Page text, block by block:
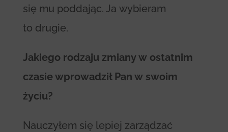
się mu poddając. Ja wybieram
to drugie.
Jakiego rodzaju zmiany w ostatnim
czasie wprowadził Pan w swoim
życiu?
Nauczyłem się lepiej zarządzać